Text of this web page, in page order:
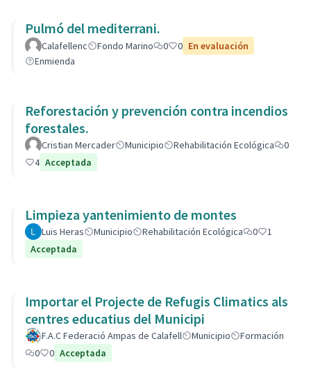
Pulmó del mediterrani.
Calafellenc Fondo Marino 0 0 En evaluación
Enmienda
Reforestación y prevención contra incendios
forestales.
Cristian Mercader Municipio Rehabilitación Ecológica
0
4 Acceptada
Limpieza yantenimiento de montes
Luis Heras Municipio Rehabilitación Ecológica 0
1
Acceptada
Importar el Projecte de Refugis Climatics als
centres educatius del Municipi
F.A.C Federació Ampas de Calafell Municipio
Formación
0
0 Acceptada